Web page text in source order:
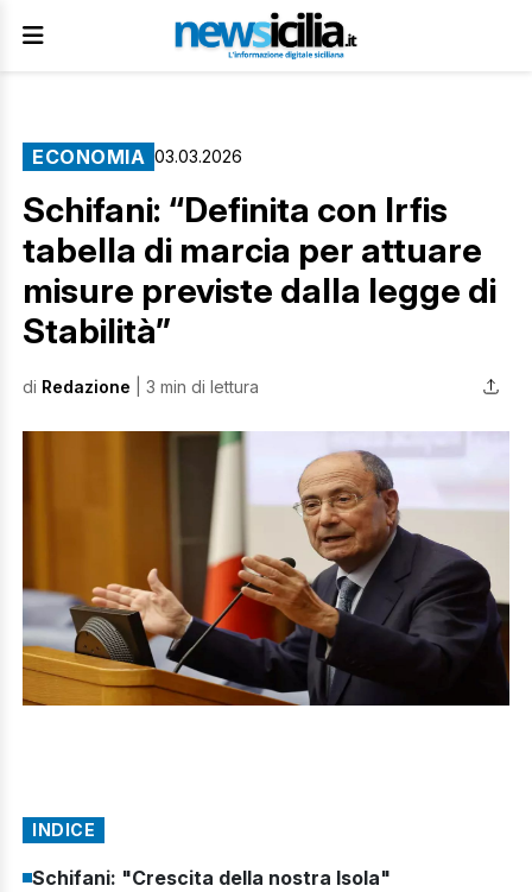
ECONOMIA 03.03.2026
Schifani: “Definita con Irfis
tabella di marcia per attuare
misure previste dalla legge di
Stabilità”
di Redazione | 3 min di lettura
INDICE
Schifani: "Crescita della nostra Isola"